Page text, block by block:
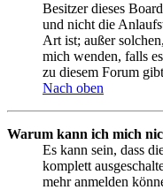
Besitzer dieses
und nicht die
Art ist; außer
mich wenden, falls
zu diesem Forum
Nach oben
Warum kann ich mich
Es kann sein, dass
komplett
mehr anmelden